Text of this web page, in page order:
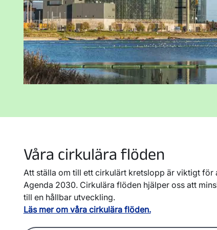
Våra cirkulära flöden
Att ställa om till ett cirkulärt kretslopp är viktigt för
Agenda 2030. Cirkulära flöden hjälper oss att
till en hållbar utveckling.
Läs mer om våra cirkulära flöden.